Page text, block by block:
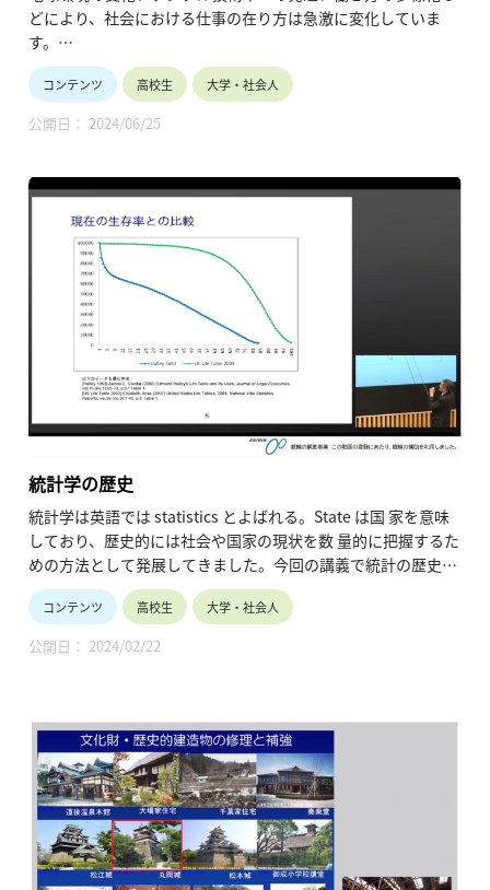
どにより、社会における仕事の在り方は急激に変化していま
す。
持続可能な社会に向けて、これからの社会に必要とされる仕事
とはどのようなものでしょうか。
コンテンツ 高校生 大学・社会人
公開日： 2024/06/25
統計学の歴史
統計学は英語では statistics とよばれる。State は国 家を意味
しており、歴史的には社会や国家の現状を数 量的に把握するた
めの方法として発展してきました。今回の講義で統計の歴史に
ついて哲学的に話したいと思います。
・時間割 ：00:04 この講座について
00:47 講義
・動画の長さ：1:23:59
・シリーズ名：2014年度「数学ー革新の歴史と伝統の力（学
術俯瞰講義）」
コンテンツ 高校生 大学・社会人
公開日： 2024/02/22